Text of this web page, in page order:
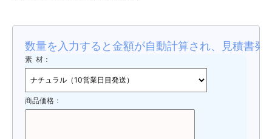
数量を入力すると金額が自動計算され、見積書発
素 材：
商品価格：